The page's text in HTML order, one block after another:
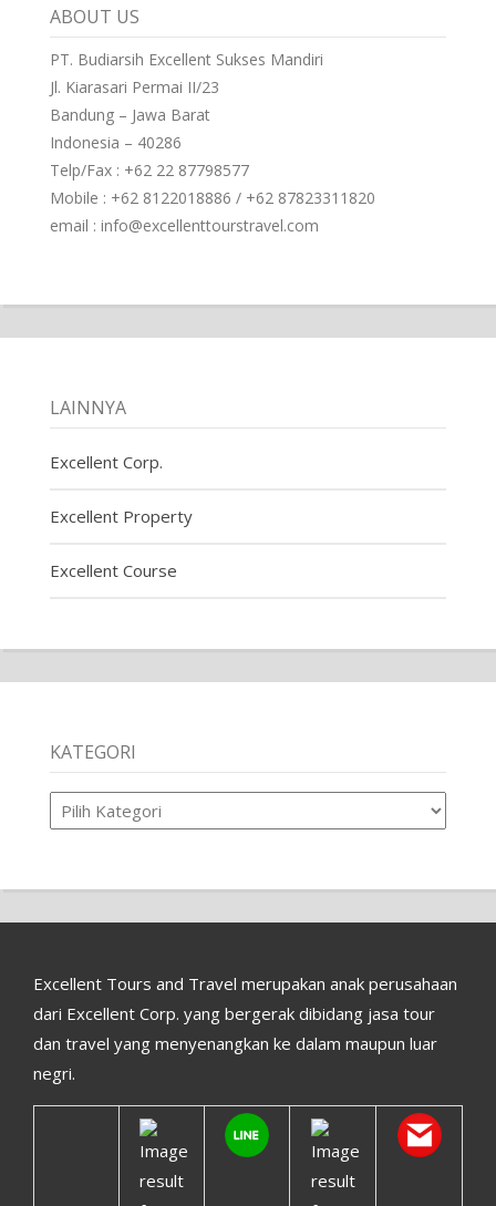
ABOUT US
PT. Budiarsih Excellent Sukses Mandiri
Jl. Kiarasari Permai II/23
Bandung – Jawa Barat
Indonesia – 40286
Telp/Fax : +62 22 87798577
Mobile : +62 8122018886 / +62 87823311820
email : info@excellenttourstravel.com
LAINNYA
Excellent Corp.
Excellent Property
Excellent Course
KATEGORI
Kategori
Excellent Tours and Travel merupakan anak perusahaan
dari Excellent Corp. yang bergerak dibidang jasa tour
dan travel yang menyenangkan ke dalam maupun luar
negri.